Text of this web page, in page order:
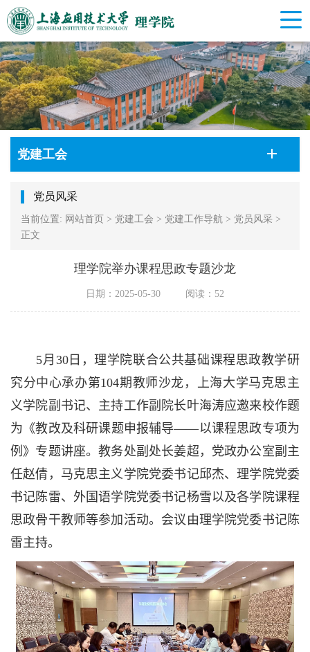
党建工会
党员风采
当前位置: 网站首页 > 党建工会 > 党建工作导航 > 党员风采 >
正文
理学院举办课程思政专题沙龙
日期：2025-05-30 阅读： 52
5月 30日，理学院联合公共基础课程思政教学研
究分中心承办第104期教师沙龙，上海大学马克思主
义学院副书记、主持工作副院长叶海涛应邀来校作题
为《教改及科研课题申报辅导——以课程思政专项为
例》专题讲座。教务处副处长姜超，党政办公室副主
任赵倩，马克思主义学院党委书记邱杰、理学院党委
书记陈雷、外国语学院党委书记杨雪以及各学院课程
思政骨干教师等参加活动。会议由理学院党委书记陈
雷主持。